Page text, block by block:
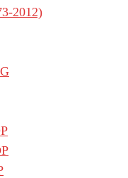
2012)